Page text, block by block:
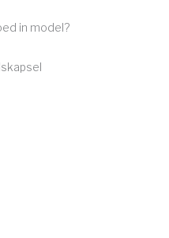
in model?